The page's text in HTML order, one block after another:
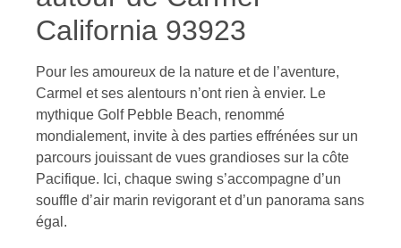
California 93923
Pour les amoureux de la nature et de l’aventure,
Carmel et ses alentours n’ont rien à envier. Le
mythique Golf Pebble Beach, renommé
mondialement, invite à des parties effrénées sur un
parcours jouissant de vues grandioses sur la côte
Pacifique. Ici, chaque swing s’accompagne d’un
souffle d’air marin revigorant et d’un panorama sans
égal.